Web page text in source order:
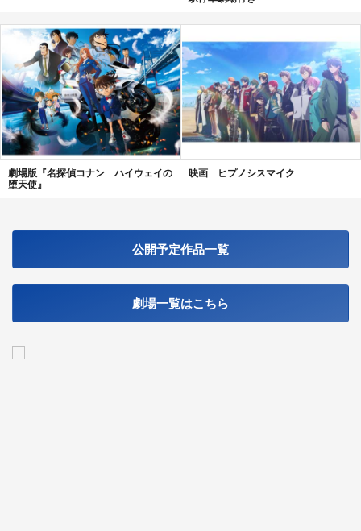
劇場版『名探偵コナン ハイウェイの
堕天使』
映画 ヒプノシスマイク
公開予定作品一覧
劇場一覧はこちら